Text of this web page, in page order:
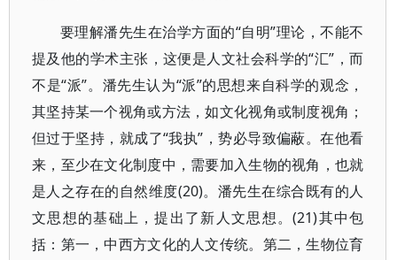
要理解潘先生在治学方面的“自明”理论，不能不
提及他的学术主张，这便是人文社会科学的“汇”，而
不是“派”。潘先生认为“派”的思想来自科学的观念，
其坚持某一个视角或方法，如文化视角或制度视角；
但过于坚持，就成了“我执”，势必导致偏蔽。在他看
来，至少在文化制度中，需要加入生物的视角，也就
是人之存在的自然维度(20)。潘先生在综合既有的人
文思想的基础上，提出了新人文思想。(21)其中包
括：第一，中西方文化的人文传统。第二，生物位育